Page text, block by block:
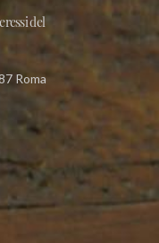
del
Roma